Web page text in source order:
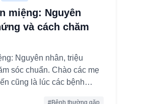
miệng: Nguyên
và cách chăm
Nguyên nhân, triệu
sóc chuẩn. Chào các mẹ
cũng là lúc các bệnh
#Bệnh thường gặp